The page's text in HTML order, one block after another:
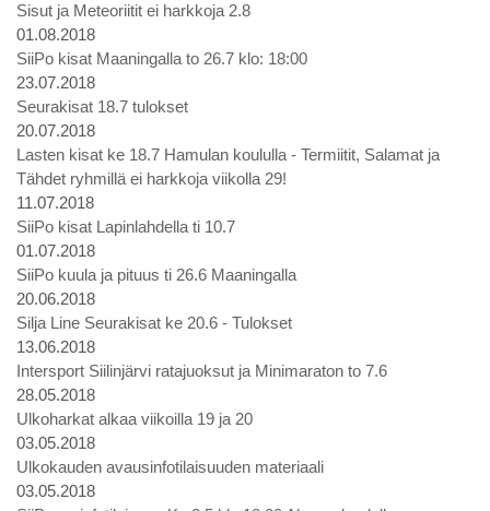
Sisut ja Meteoriitit ei harkkoja 2.8
01.08.2018
SiiPo kisat Maaningalla to 26.7 klo: 18:00
23.07.2018
Seurakisat 18.7 tulokset
20.07.2018
Lasten kisat ke 18.7 Hamulan koululla - Termiitit, Salamat ja
Tähdet ryhmillä ei harkkoja viikolla 29!
11.07.2018
SiiPo kisat Lapinlahdella ti 10.7
01.07.2018
SiiPo kuula ja pituus ti 26.6 Maaningalla
20.06.2018
Silja Line Seurakisat ke 20.6 - Tulokset
13.06.2018
Intersport Siilinjärvi ratajuoksut ja Minimaraton to 7.6
28.05.2018
Ulkoharkat alkaa viikoilla 19 ja 20
03.05.2018
Ulkokauden avausinfotilaisuuden materiaali
03.05.2018